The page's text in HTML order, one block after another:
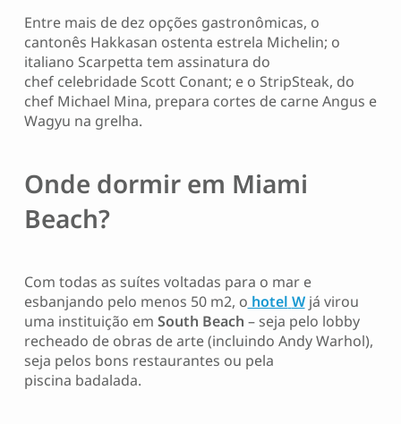
Entre mais de dez opções gastronômicas, o
cantonês Hakkasan ostenta estrela Michelin; o
italiano Scarpetta tem assinatura do
chef celebridade Scott Conant; e o StripSteak, do
chef Michael Mina, prepara cortes de carne Angus e
Wagyu na grelha.
Onde dormir em Miami
Beach?
Com todas as suítes voltadas para o mar e
esbanjando pelo menos 50 m2, o hotel Wjá virou
uma instituição em South Beach – seja pelo lobby
recheado de obras de arte (incluindo Andy Warhol),
seja pelos bons restaurantes ou pela
piscina badalada.